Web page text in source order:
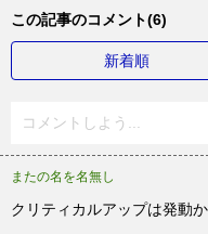
この記事のコメント(6)
新着順
コメントしよう...
またの名を名無し
クリティカルアップは発動